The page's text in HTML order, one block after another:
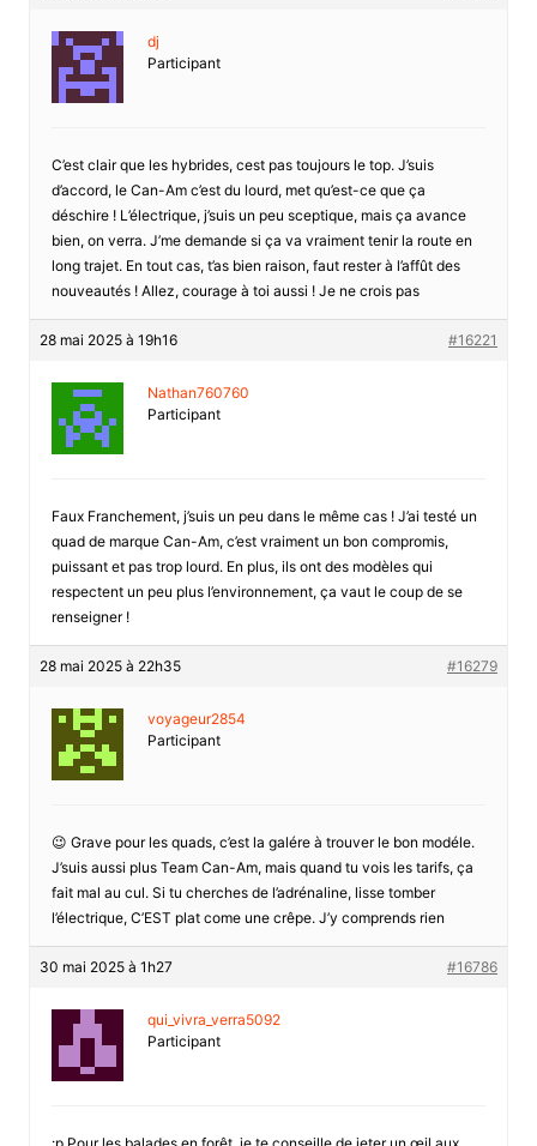
dj
Participant
C’est clair que les hybrides, cest pas toujours le top. J’suis
d’accord, le Can-Am c’est du lourd, met qu’est-ce que ça
déschire ! L’électrique, j’suis un peu sceptique, mais ça avance
bien, on verra. J’me demande si ça va vraiment tenir la route en
long trajet. En tout cas, t’as bien raison, faut rester à l’affût des
nouveautés ! Allez, courage à toi aussi ! Je ne crois pas
28 mai 2025 à 19h16 #16221
Nathan760760
Participant
Faux Franchement, j’suis un peu dans le même cas ! J’ai testé un
quad de marque Can-Am, c’est vraiment un bon compromis,
puissant et pas trop lourd. En plus, ils ont des modèles qui
respectent un peu plus l’environnement, ça vaut le coup de se
renseigner !
28 mai 2025 à 22h35 #16279
voyageur2854
Participant
😉 Grave pour les quads, c’est la galére à trouver le bon modéle.
J’suis aussi plus Team Can-Am, mais quand tu vois les tarifs, ça
fait mal au cul. Si tu cherches de l’adrénaline, lisse tomber
l’électrique, C’EST plat come une crêpe. J’y comprends rien
30 mai 2025 à 1h27 #16786
qui_vivra_verra5092
Participant